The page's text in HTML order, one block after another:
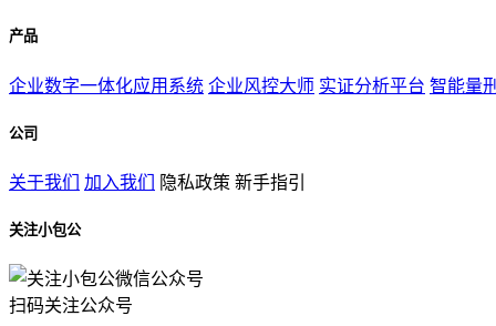
产品
企业数字一体化应用系统 企业风控大师 实证分析平台 智能量
公司
关于我们 加入我们 隐私政策 新手指引
关注小包公
扫码关注公众号